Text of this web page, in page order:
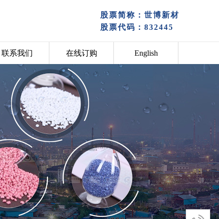
在线订购 EN
股票简称：世博新材
股票代码： 832445
联系我们 在线订购 English
股票简称：世博新材
股票代码： 832445